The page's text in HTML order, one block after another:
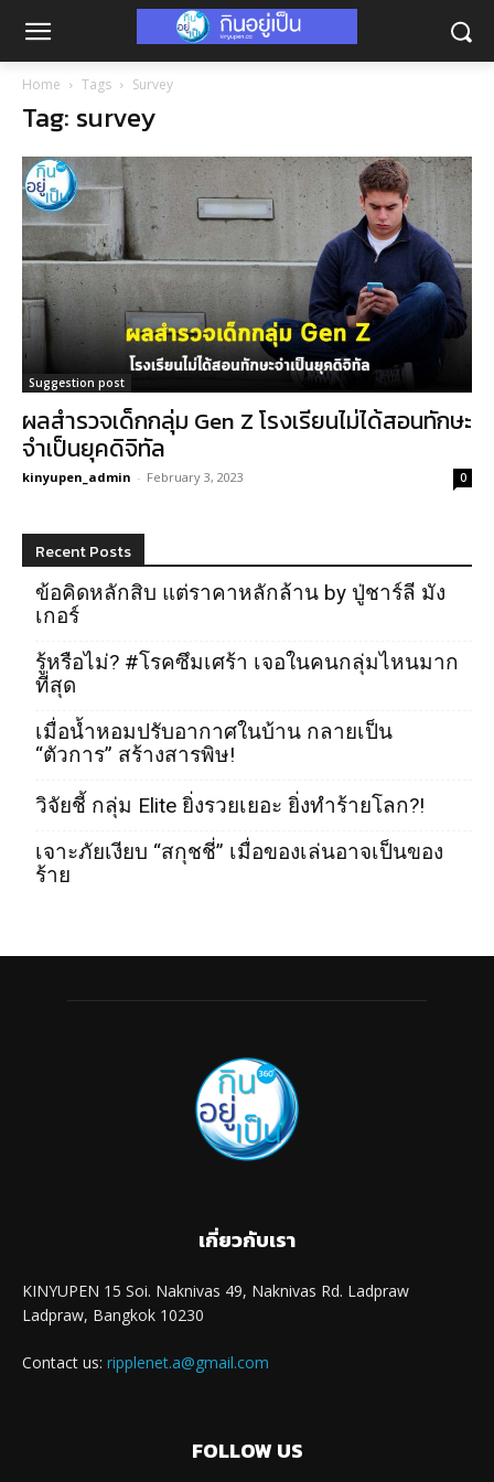
Home Tags Survey
Tag: survey
Suggestion post
ผลสำรวจเด็กกลุ่ม Gen Z โรงเรียนไม่ได้สอนทักษะ
จำเป็นยุคดิจิทัล
kinyupen_admin - February 3, 2023 0
Recent Posts
ข้อคิดหลักสิบ แต่ราคาหลักล้าน by ปู่ชาร์ลี มัง
เกอร์
รู้หรือไม่? #โรคซึมเศร้า เจอในคนกลุ่มไหนมาก
ที่สุด
เมื่อน้ำหอมปรับอากาศในบ้าน กลายเป็น
“ตัวการ” สร้างสารพิษ!
วิจัยชี้ กลุ่ม Elite ยิ่งรวยเยอะ ยิ่งทำร้ายโลก?!
เจาะภัยเงียบ “สกุชชี่” เมื่อของเล่นอาจเป็นของ
ร้าย
เกี่ยวกับเรา
KINYUPEN 15 Soi. Naknivas 49, Naknivas Rd. Ladpraw
Ladpraw, Bangkok 10230
Contact us: ripplenet.a@gmail.com
FOLLOW US